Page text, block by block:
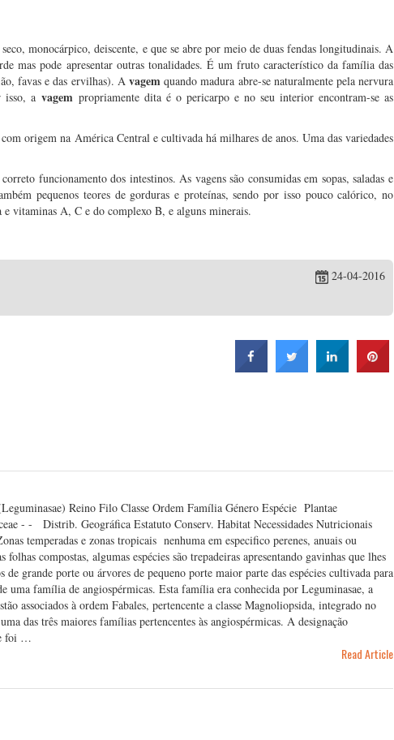
monocárpico, deiscente, e que se abre por meio de duas fendas longitudinais. A
mas pode apresentar outras tonalidades. É um fruto característico da família das
favas e das ervilhas). A vagem quando madura abre-se naturalmente pela nervura
isso, a vagem propriamente dita é o pericarpo e no seu interior encontram-se as
com origem na América Central e cultivada há milhares de anos. Uma das variedades
funcionamento dos intestinos. As vagens são consumidas em sopas, saladas e
pequenos teores de gorduras e proteínas, sendo por isso pouco calórico, no
e vitaminas A, C e do complexo B, e alguns minerais.
24-04-2016
Reino Filo Classe Ordem Família Género Espécie Plantae
- - Distrib. Geográfica Estatuto Conserv. Habitat Necessidades Nutricionais
temperadas e zonas tropicais nenhuma em especifico perenes, anuais ou
compostas, algumas espécies são trepadeiras apresentando gavinhas que lhes
grande porte ou árvores de pequeno porte maior parte das espécies cultivada para
uma família de angiospérmicas. Esta família era conhecida por Leguminasae, a
associados à ordem Fabales, pertencente a classe Magnoliopsida, integrado no
das três maiores famílias pertencentes às angiospérmicas. A designação
foi …
Read Article